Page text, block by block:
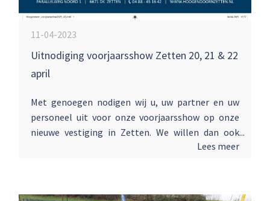
11-04-2023
Uitnodiging voorjaarsshow Zetten 20, 21 & 22
april
Met genoegen nodigen wij u, uw partner en uw
personeel uit voor onze voorjaarsshow op onze
nieuwe vestiging in Zetten. We willen dan ook
graag als Hoogendoorn B.V. kennis met u maken.
laten zien en kunt u kennismaken met de laatste
Lees meer